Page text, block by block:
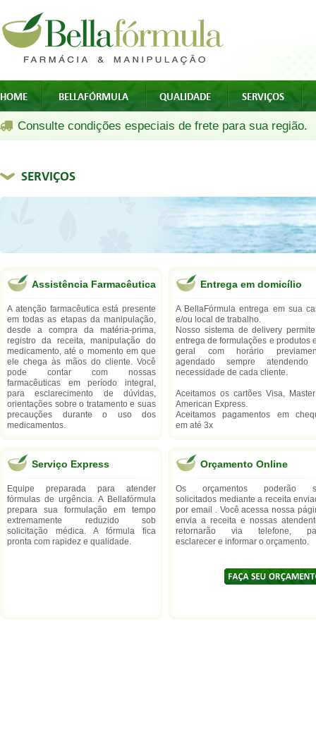
HOME BELLAFÓRMULA QUALIDADE SERVIÇOS
Consulte condições especiais de frete para sua região.
SERVIÇOS
Assistência Farmacêutica
A atenção farmacêutica está presente
em todas as etapas da manipulação,
desde a compra da matéria-prima,
registro da receita, manipulação do
medicamento, até o momento em que
ele chega às mãos do cliente. Você
pode contar com nossas
farmacêuticas em período integral,
para esclarecimento de dúvidas,
orientações sobre o tratamento e suas
precauções durante o uso dos
medicamentos.
Entrega em domicílio
A BellaFórmula entrega em sua
e/ou local de trabalho.
Nosso sistema de delivery
entrega de formulações e produtos
geral com horário
agendado sempre
necessidade de cada cliente.
Aceitamos os cartões Visa,
American Express.
Aceitamos pagamentos em
em até 3x
Serviço Express
Equipe preparada para atender
fórmulas de urgência. A Bellafórmula
prepara sua formulação em tempo
extremamente reduzido sob
solicitação médica. A fórmula fica
pronta com rapidez e qualidade.
Orçamento Online
Os orçamentos poderão
solicitados mediante a receita
por email . Você acessa nossa
envia a receita e nossas
retornarão via telefone,
esclarecer e informar o orçamento.